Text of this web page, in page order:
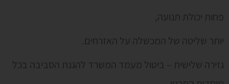
פחות יכולת תנועה,
יותר שליטה של המכשלה על האזרחים.
גזירה שלישית – ביטול מעמד המשרד להגנת הסביבה בכל